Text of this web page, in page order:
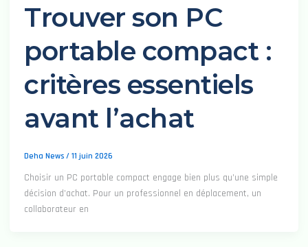
Trouver son PC
portable compact :
critères essentiels
avant l’achat
Deha News / 11 juin 2026
Choisir un PC portable compact engage bien plus qu’une simple
décision d’achat. Pour un professionnel en déplacement, un
collaborateur en